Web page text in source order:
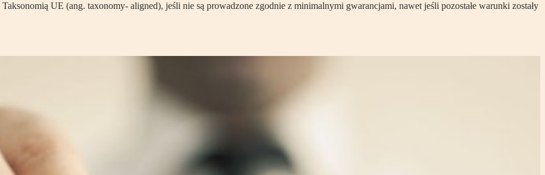
UE (ang. taxonomy- aligned), jeśli nie są prowadzone zgodnie z minimalnymi gwarancjami, nawet jeśli pozostałe warunki zostały